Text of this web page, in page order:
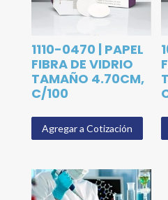
1110-0470 | PAPEL
FIBRA DE VIDRIO
TAMAÑO 4.70CM,
C/100
Agregar a Cotización